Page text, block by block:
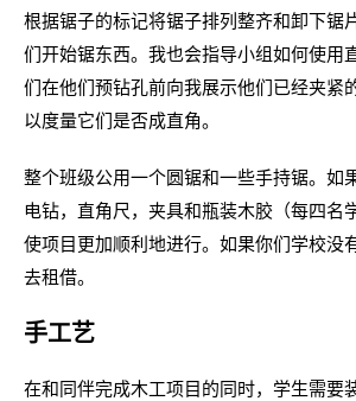
根据锯子的标记将锯子排列整齐和卸下锯
们开始锯东西。我也会指导小组如何使用
们在他们预钻孔前向我展示他们已经夹紧
以度量它们是否成直角。
整个班级公用一个圆锯和一些手持锯。如
电钻，直角尺，夹具和瓶装木胶（每四名
使项目更加顺利地进行。如果你们学校没
去租借。
手工艺
在和同伴完成木工项目的同时，学生需要